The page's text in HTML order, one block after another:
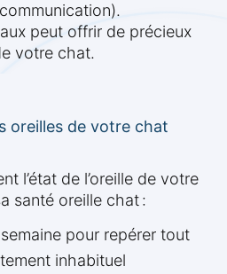
peut offrir de précieux
votre chat.
oreilles de votre chat
l’état de l’oreille de votre
santé oreille chat :
pour repérer tout
inhabituel